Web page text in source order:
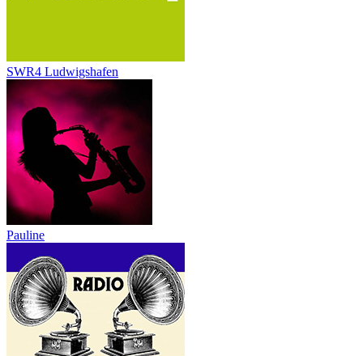
SWR4 Ludwigshafen
Pauline